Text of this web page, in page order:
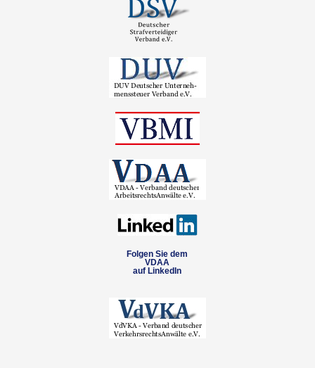
Folgen Sie dem
VDAA
auf LinkedIn